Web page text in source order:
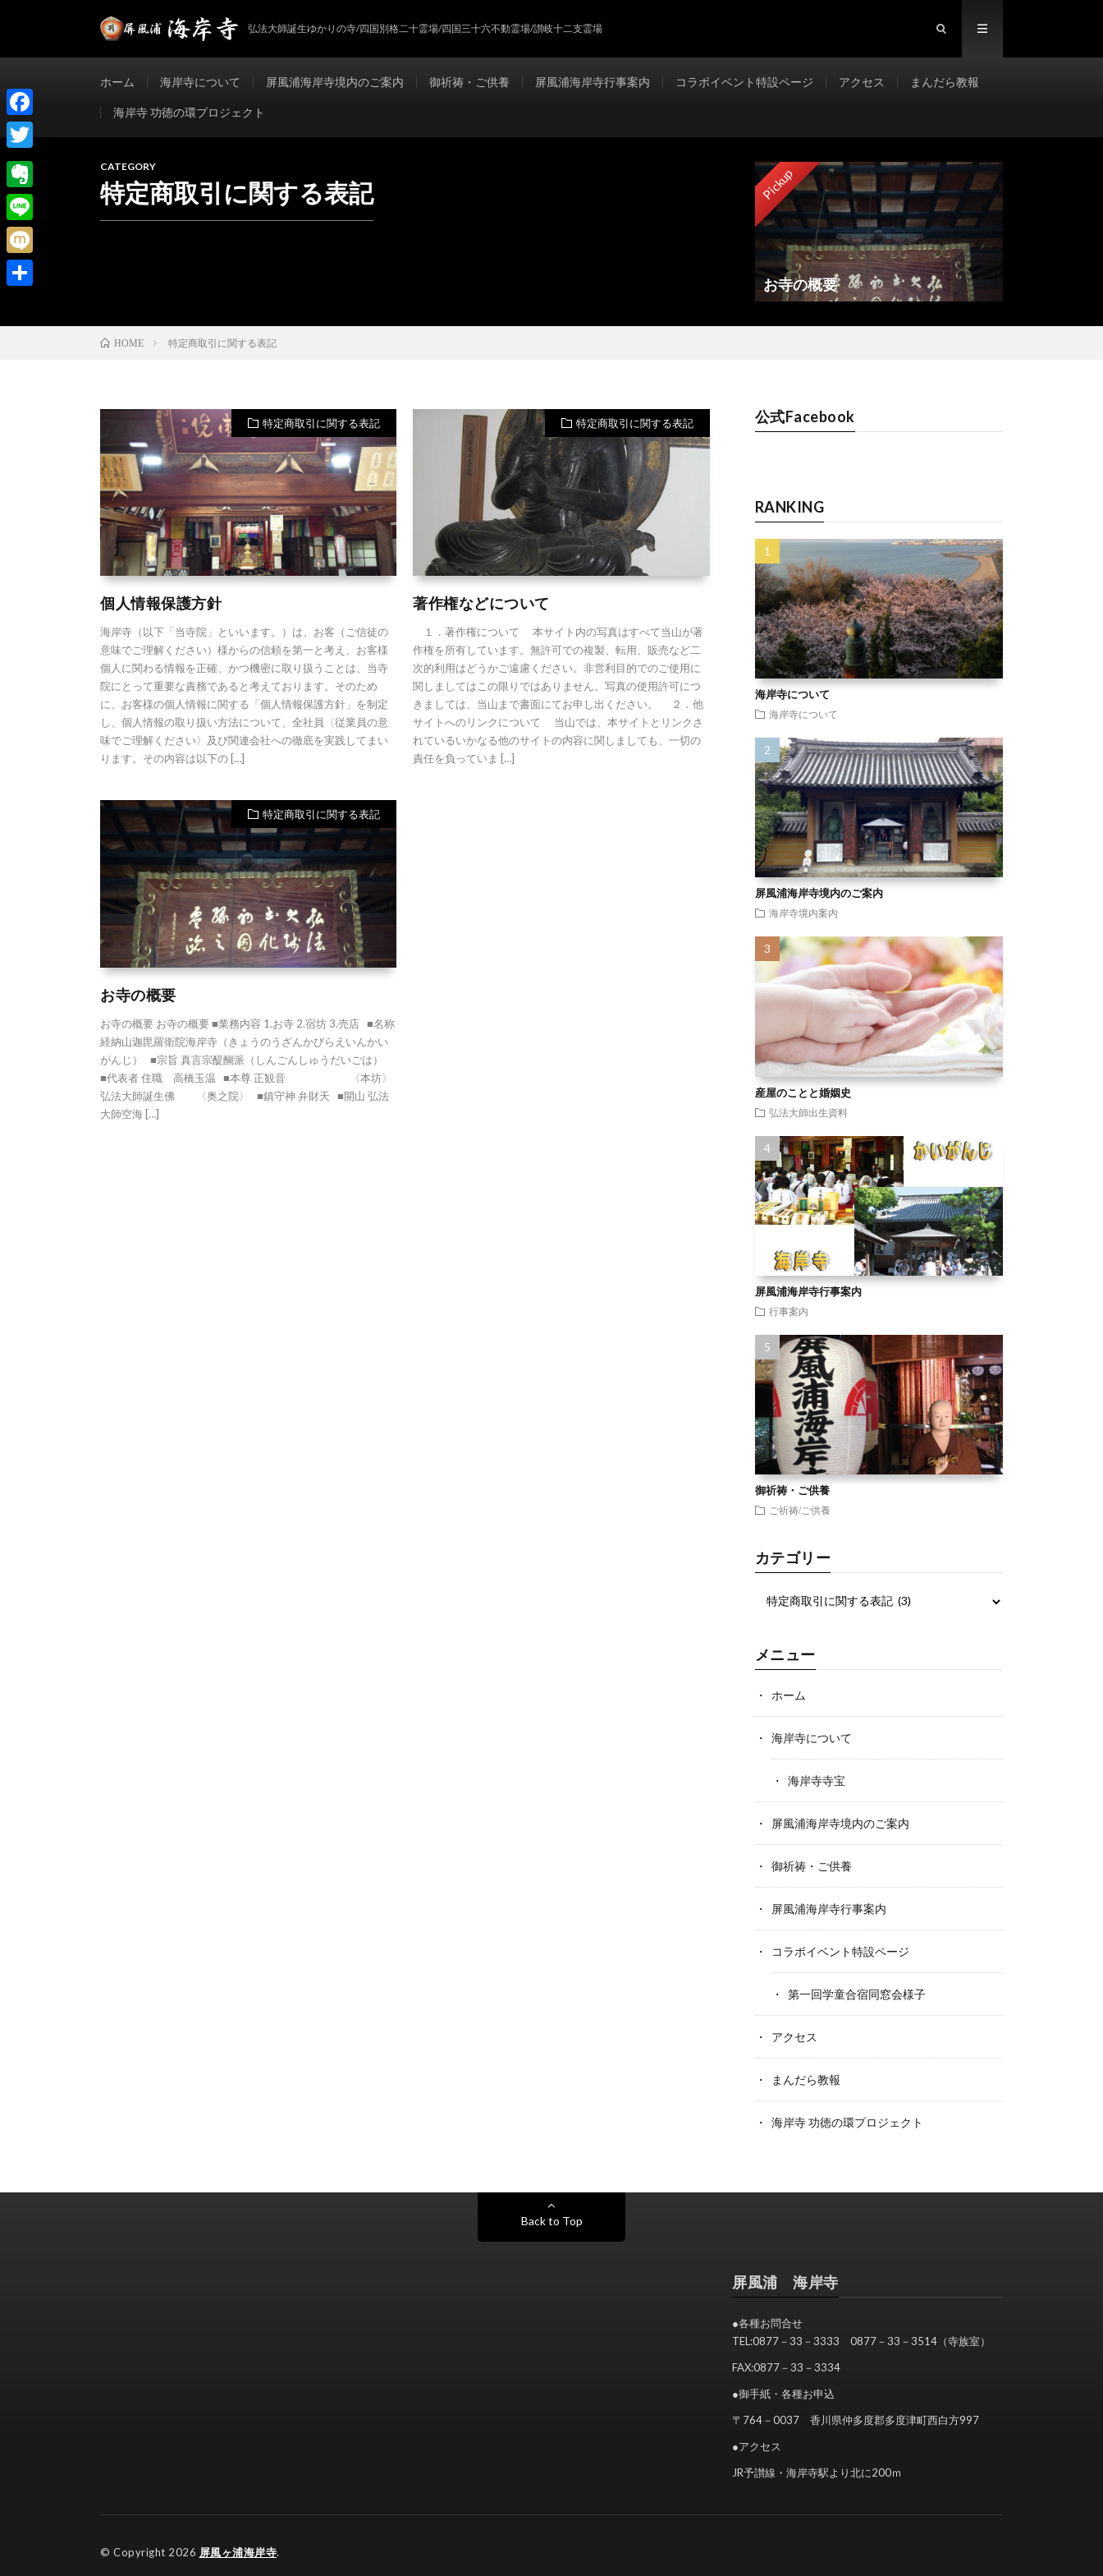
弘法大師誕生ゆかりの寺/四国別格二十霊場/四国三十六不動霊場/讃岐十二支霊場
ホーム 海岸寺について 屏風浦海岸寺境内のご案内 御祈祷・ご供養 屏風浦海岸寺行事案内 コラボイベント特設ページ アクセス まんだら教報
海岸寺 功徳の環プロジェクト
CATEGORY
特定商取引に関する表記 Pickup
お寺の概要
HOME 特定商取引に関する表記
特定商取引に関する表記
個人情報保護方針
海岸寺（以下「当寺院」といいます。）は、お客（ご信徒の
意味でご理解ください）様からの信頼を第一と考え、お客様
個人に関わる情報を正確、かつ機密に取り扱うことは、当寺
院にとって重要な責務であると考えております。そのため
に、お客様の個人情報に関する「個人情報保護方針」を制定
し、個人情報の取り扱い方法について、全社員〈従業員の意
味でご理解ください〉及び関連会社への徹底を実践してまい
ります。その内容は以下の […]
特定商取引に関する表記
著作権などについて
１．著作権について 本サイト内の写真はすべて当山が著
作権を所有しています。無許可での複製、転用、販売など二
次的利用はどうかご遠慮ください。非営利目的でのご使用に
関しましてはこの限りではありません。写真の使用許可につ
きましては、当山まで書面にてお申し出ください。 ２．他
サイトへのリンクについて 当山では、本サイトとリンクさ
れているいかなる他のサイトの内容に関しましても、一切の
責任を負っていま […]
特定商取引に関する表記
お寺の概要
お寺の概要 お寺の概要 ■業務内容 1.お寺 2.宿坊 3.売店 ■名称
経納山迦毘羅衛院海岸寺（きょうのうざんかびらえいんかい
がんじ） ■宗旨 真言宗醍醐派（しんごんしゅうだいごは）
■代表者 住職 高橋玉温 ■本尊 正観音 〈本坊〉
弘法大師誕生佛 〈奥之院〉 ■鎮守神 弁財天 ■開山 弘法
大師空海 […]
公式Facebook
RANKING
海岸寺について
海岸寺について
屏風浦海岸寺境内のご案内
海岸寺境内案内
産屋のことと婚姻史
弘法大師出生資料
屏風浦海岸寺行事案内
行事案内
御祈祷・ご供養
ご祈祷/ご供養
カテゴリー
メニュー
ホーム
海岸寺について
海岸寺寺宝
屏風浦海岸寺境内のご案内
御祈祷・ご供養
屏風浦海岸寺行事案内
コラボイベント特設ページ
第一回学童合宿同窓会様子
アクセス
まんだら教報
海岸寺 功徳の環プロジェクト
Back to Top
屏風浦 海岸寺
●各種お問合せ
TEL:0877－33－3333 0877－33－3514（寺族室）
FAX:0877－33－3334
●御手紙・各種お申込
〒764－0037 香川県仲多度郡多度津町西白方997
●アクセス
JR予讃線・海岸寺駅より北に200ｍ
© Copyright 2026 屏風ヶ浦海岸寺.
F
c
e
b
o
o
T
w
t
t
E
v
e
L
i
n
M
有